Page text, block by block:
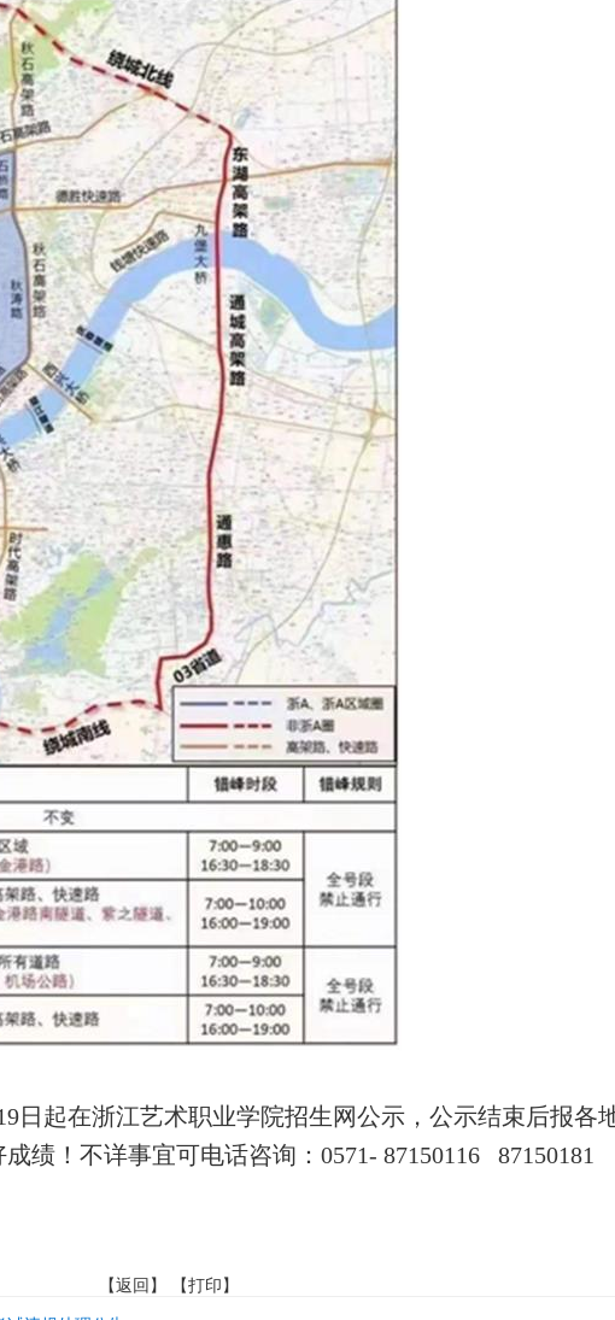
日起在浙江艺术职业学院招生网公示，公示结束后报各
绩！不详事宜可电话咨询：0571- 87150116 87150181
【返回】 【打印】